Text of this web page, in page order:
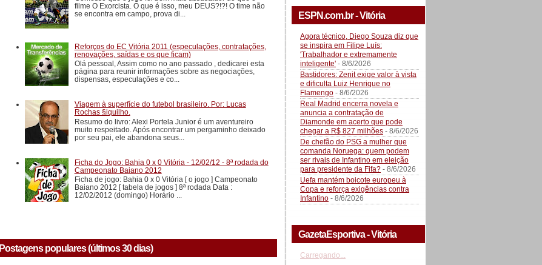
filme O Exorcista. O que é isso, meu DEUS?!?! O time não
se encontra em campo, prova di...
Reforços do EC Vitória 2011 (especulações, contratações,
renovações, saídas e os que ficam)
Olá pessoal, Assim como no ano passado , dedicarei esta
página para reunir informações sobre as negociações,
dispensas, especulações e co...
Viagem à superfície do futebol brasileiro. Por: Lucas
Rochas §iquilho.
Resumo do livro: Alexi Portela Junior é um aventureiro
muito respeitado. Após encontrar um pergaminho deixado
por seu pai, ele abandona seus...
Ficha do Jogo: Bahia 0 x 0 Vitória - 12/02/12 - 8ª rodada do
Campeonato Baiano 2012
Ficha de jogo: Bahia 0 x 0 Vitória [ o jogo ] Campeonato
Baiano 2012 [ tabela de jogos ] 8ª rodada Data :
12/02/2012 (domingo) Horário ...
Postagens populares (últimos 30 dias)
ESPN.com.br - Vitória
Agora técnico, Diego Souza diz que
se inspira em Filipe Luís:
'Trabalhador e extremamente
inteligente' - 8/6/2026
Bastidores: Zenit exige valor à vista
e dificulta Luiz Henrique no
Flamengo - 8/6/2026
Real Madrid encerra novela e
anuncia a contratação de
Diamonde em acerto que pode
chegar a R$ 827 milhões - 8/6/2026
De chefão do PSG a mulher que
comanda Noruega: quem podem
ser rivais de Infantino em eleição
para presidente da Fifa? - 8/6/2026
Uefa mantém boicote europeu à
Copa e reforça exigências contra
Infantino - 8/6/2026
GazetaEsportiva - Vitória
Carregando...